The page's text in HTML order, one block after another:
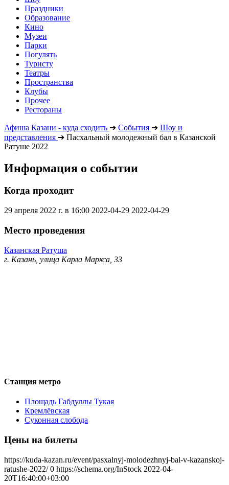
Праздники
Образование
Кино
Музеи
Парки
Погулять
Туристу
Театры
Пространства
Клубы
Прочее
Рестораны
Афиша Казани - куда сходить ➔ События ➔ Шоу и
представления ➔ Пасхальный молодежный бал в Казанской
Ратуше 2022
Информация о событии
Когда проходит
29 апреля 2022 г. в 16:00 2022-04-29 2022-04-29
Место проведения
Казанская Ратуша
г. Казань, улица Карла Маркса, 33
Станция метро
Площадь Габдуллы Тукая
Кремлёвская
Суконная слобода
Цены на билеты
https://kuda-kazan.ru/event/pasxalnyj-molodezhnyj-bal-v-kazanskoj-
ratushe-2022/ 0 https://schema.org/InStock 2022-04-
20T16:40:00+03:00